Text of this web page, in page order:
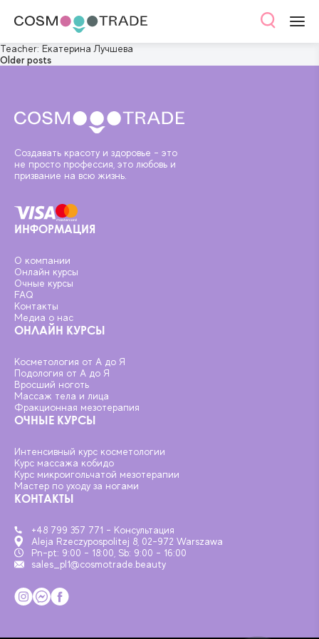
Teacher: Екатерина Лучшева
Posts
Older posts
Создавать красоту и здоровье - это
не просто профессия, это любовь и
призвание на всю жизнь.
ИНФОРМАЦИЯ
О компании
Онлайн курсы
Очные курсы
FAQ
Контакты
Медиа о нас
ОНЛАЙН КУРСЫ
Косметология от А до Я
Подология от А до Я
Вросший ноготь
Массаж тела и лица
Фракционная мезотерапия
ОЧНЫЕ КУРСЫ
Интенсивный курс косметологии
Курс массажа кобидо
Курс микроигольчатой мезотерапии
Мастер по уходу за ногами
КОНТАКТЫ
+48 799 357 771 - Консультация
Aleja Rzeczypospolitej 8, 02-972 Warszawa
Pn-pt: 9:00 - 18:00, Sb: 9:00 - 16:00
sales_pl1@cosmotrade.beauty